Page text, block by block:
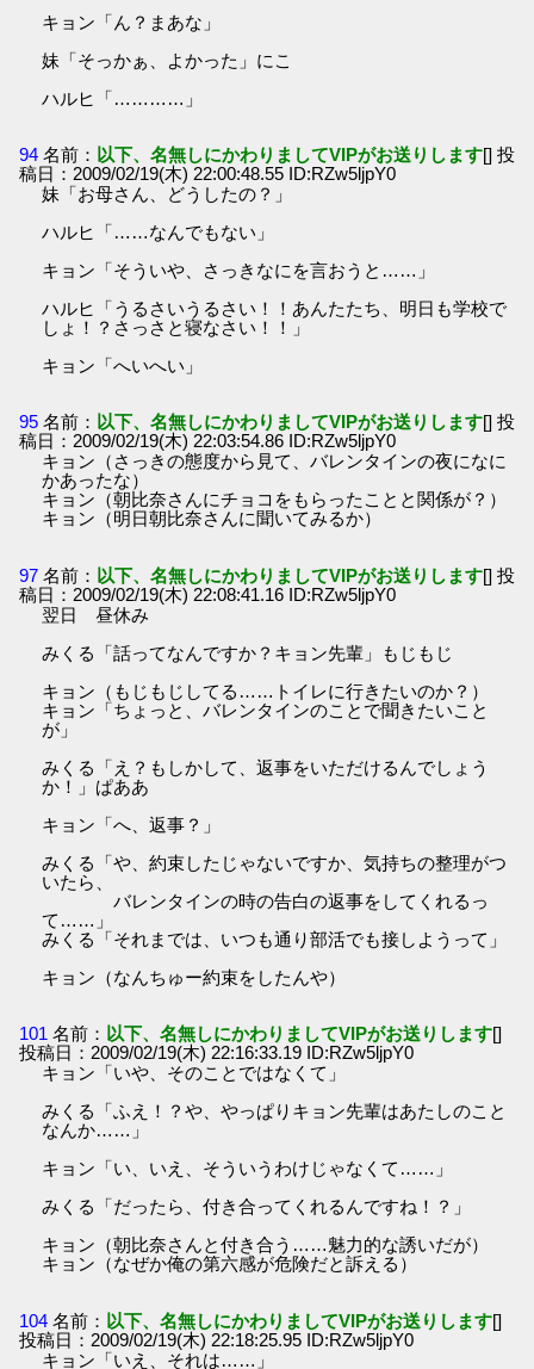
キョン「ん？まあな」
妹「そっかぁ、よかった」にこ
ハルヒ「…………」
94 名前： 以下、名無しにかわりましてVIPがお送りします[] 投
稿日：2009/02/19(木) 22:00:48.55 ID:RZw5ljpY0
妹「お母さん、どうしたの？」
ハルヒ「……なんでもない」
キョン「そういや、さっきなにを言おうと……」
ハルヒ「うるさいうるさい！！あんたたち、明日も学校で
しょ！？さっさと寝なさい！！」
キョン「へいへい」
95 名前： 以下、名無しにかわりましてVIPがお送りします[] 投
稿日：2009/02/19(木) 22:03:54.86 ID:RZw5ljpY0
キョン（さっきの態度から見て、バレンタインの夜になに
かあったな）
キョン（朝比奈さんにチョコをもらったことと関係が？）
キョン（明日朝比奈さんに聞いてみるか）
97 名前： 以下、名無しにかわりましてVIPがお送りします[] 投
稿日：2009/02/19(木) 22:08:41.16 ID:RZw5ljpY0
翌日 昼休み
みくる「話ってなんですか？キョン先輩」もじもじ
キョン（もじもじしてる……トイレに行きたいのか？）
キョン「ちょっと、バレンタインのことで聞きたいこと
が」
みくる「え？もしかして、返事をいただけるんでしょう
か！」ぱああ
キョン「へ、返事？」
みくる「や、約束したじゃないですか、気持ちの整理がつ
いたら、
バレンタインの時の告白の返事をしてくれるっ
て……」
みくる「それまでは、いつも通り部活でも接しようって」
キョン（なんちゅー約束をしたんや）
101 名前： 以下、名無しにかわりましてVIPがお送りします[]
投稿日：2009/02/19(木) 22:16:33.19 ID:RZw5ljpY0
キョン「いや、そのことではなくて」
みくる「ふえ！？や、やっぱりキョン先輩はあたしのこと
なんか……」
キョン「い、いえ、そういうわけじゃなくて……」
みくる「だったら、付き合ってくれるんですね！？」
キョン（朝比奈さんと付き合う……魅力的な誘いだが）
キョン（なぜか俺の第六感が危険だと訴える）
104 名前： 以下、名無しにかわりましてVIPがお送りします[]
投稿日：2009/02/19(木) 22:18:25.95 ID:RZw5ljpY0
キョン「いえ、それは……」